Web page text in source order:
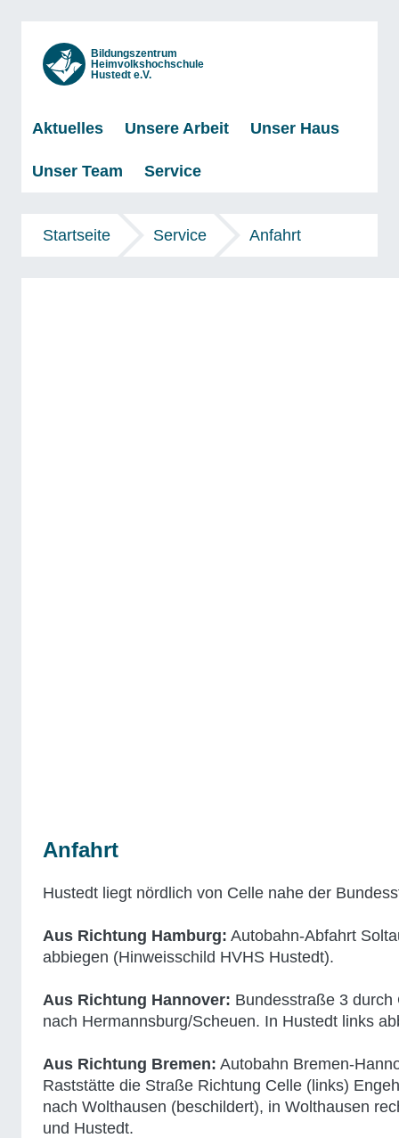
Bildungszentrum
Heimvolkshochschule
Hustedt e.V.
Aktuelles Unsere Arbeit Unser Haus
Unser Team Service
Startseite Service Anfahrt
Anfahrt
Hustedt liegt nördlich von Celle nahe der
Aus Richtung Hamburg: Autobahn-Abfahrt
abbiegen (Hinweisschild HVHS Hustedt).
Aus Richtung Hannover: Bundesstraße 3 durch
nach Hermannsburg/Scheuen. In Hustedt links
Aus Richtung Bremen: Autobahn Bremen-
Raststätte die Straße Richtung Celle (links)
nach Wolthausen (beschildert), in Wolthausen
und Hustedt.